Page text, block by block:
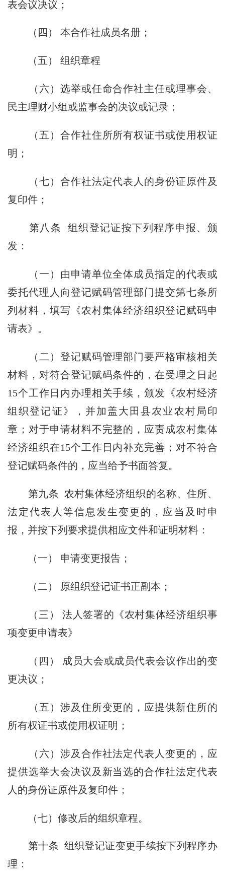
表会议决议；
（四） 本合作社成员名册；
（五） 组织章程
（六）选举或任命合作社主任或理事会、
民主理财小组或监事会的决议或记录；
（五）合作社住所所有权证书或使用权证
明；
（七）合作社法定代表人的身份证原件及
复印件；
第八条
组织登记证按下列程序申报、颁
发：
（一）由申请单位全体成员指定的代表或
委托代理人向登记赋码管理部门提交第七条所
列材料，填写《农村集体经济组织登记赋码申
请表》。
（二）登记赋码管理部门要严格审核相关
材料，对符合登记赋码条件的，在受理之日起
15个工作日内办理相关手续，颁发《农村经济
组织登记证》，并加盖大田县农业农村局印
章；对于申请材料不完整的，应责成农村集体
经济组织在15个工作日内补充完善；对不符合
登记赋码条件的，应当给予书面答复。
第九条 农村集体经济组织的名称、住所、
法定代表人等信息发生变更的，应当及时申
报，并按下列要求提供相应文件和证明材料：
（一） 申请变更报告；
（二） 原组织登记证书正副本；
（三） 法人签署的《农村集体经济组织事
项变更申请表》
（四） 成员大会或成员代表会议作出的变
更决议；
（五）涉及住所变更的，应提供新住所的
所有权证书或使用权证明；
（六）涉及合作社法定代表人变更的，应
提供选举大会决议及新当选的合作社法定代表
人的身份证原件及复印件；
（七）修改后的组织章程。
第十条 组织登记证变更手续按下列程序办
理：